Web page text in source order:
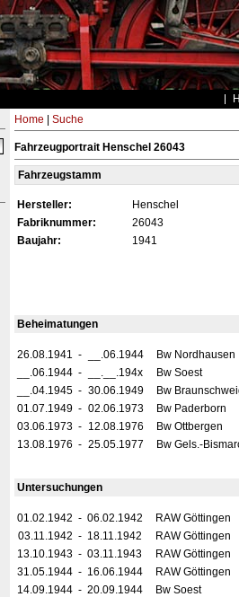
Home Suche
Fahrzeugportrait Henschel 26043
Fahrzeugstamm
Hersteller:
Henschel
Fabriknummer:
26043
Baujahr:
1941
Beheimatungen
26.08.1941 - __.06.1944
Bw Nordhausen
__.06.1944 - __.__.194x
Bw Soest
__.04.1945 - 30.06.1949
Bw
01.07.1949 - 02.06.1973
Bw Paderborn
03.06.1973 - 12.08.1976
Bw Ottbergen
13.08.1976 - 25.05.1977 Bw Gels.-
Untersuchungen
01.02.1942 - 06.02.1942
RAW Göttingen
03.11.1942 - 18.11.1942
RAW Göttingen
13.10.1943 - 03.11.1943
RAW Göttingen
31.05.1944 - 16.06.1944
RAW Göttingen
14.09.1944 - 20.09.1944
Bw Soest